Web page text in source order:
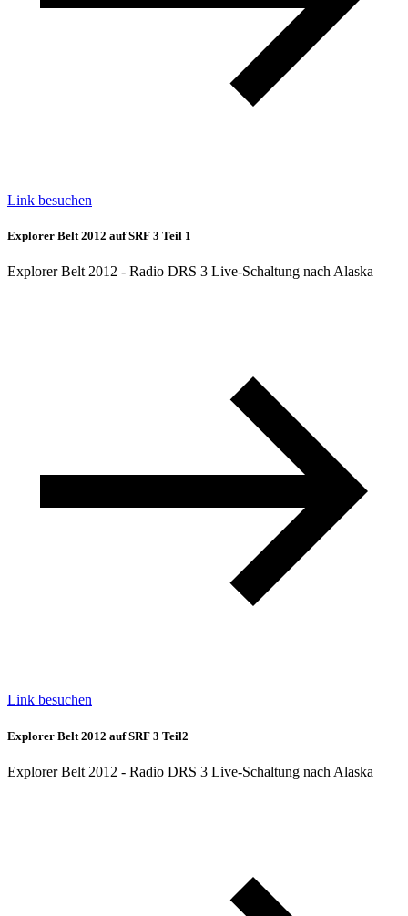
Link besuchen
Explorer Belt 2012 auf SRF 3 Teil 1
Explorer Belt 2012 - Radio DRS 3 Live-Schaltung nach Alaska
Link besuchen
Explorer Belt 2012 auf SRF 3 Teil2
Explorer Belt 2012 - Radio DRS 3 Live-Schaltung nach Alaska